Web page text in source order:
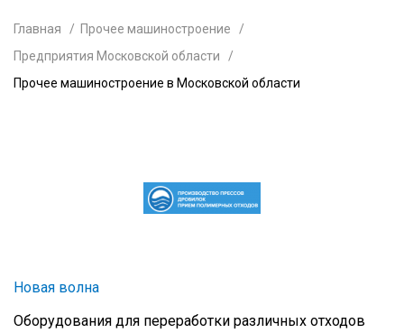
Главная
Прочее машиностроение
Предприятия Московской области
Прочее машиностроение в Московской области
Новая волна
Оборудования для переработки различных отходов